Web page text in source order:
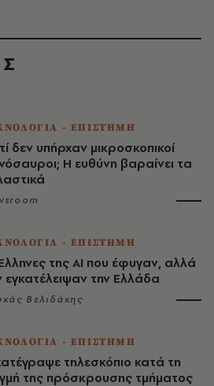
- ΕΠΙΣΤΗΜΗ
δεν υπήρχαν μικροσκοπικοί
Η ευθύνη βαραίνει τα
- ΕΠΙΣΤΗΜΗ
της ΑΙ που έφυγαν, αλλά
εγκατέλειψαν την Ελλάδα
Βελιδάκης
- ΕΠΙΣΤΗΜΗ
τηλεσκόπιο κατά τη
της πρόσκρουσης τμήματος